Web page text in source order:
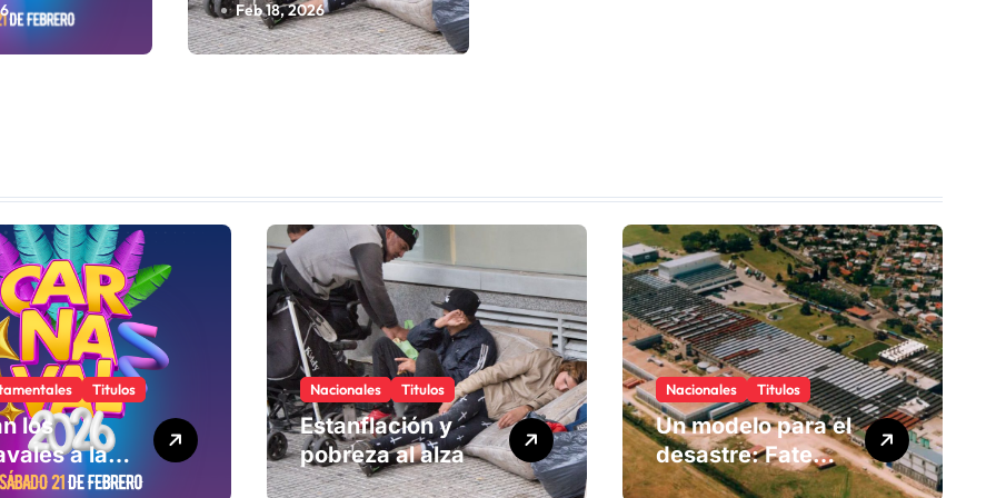
Feb 18, 2026
Titulos
los
a la
Nacionales Titulos
Estanflación y
pobreza al alza
Nacionales Titulos
Un modelo para el
desastre: Fate
anuncia su cierre